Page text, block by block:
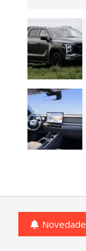
o comercios de